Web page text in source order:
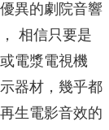
異的劇院音響
相信只要是
電漿電視機
器材，幾乎都
生電影音效的